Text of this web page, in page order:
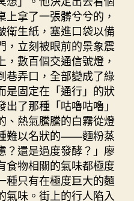
上拿了一張髒兮兮的，
衛生紙，塞進口袋以備
，立刻被眼前的景象震
數百個交通信號燈，
巷弄口，全部變成了綠
是固定在「通行」的狀
了那種「咕嚕咕嚕」
、熱氣騰騰的白霧從燈
難以名狀的——麵粉蒸
？還是過度發酵？」廖
食物相關的氣味都極度
種只有在極度巨大的麵
氣味。街上的行人陷入